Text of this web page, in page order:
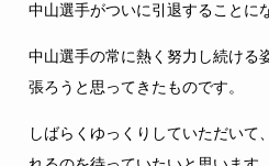
中山選手がついに引退することに
中山選手の常に熱く努力し続ける
張ろうと思ってきたものです。
しばらくゆっくりしていただいて